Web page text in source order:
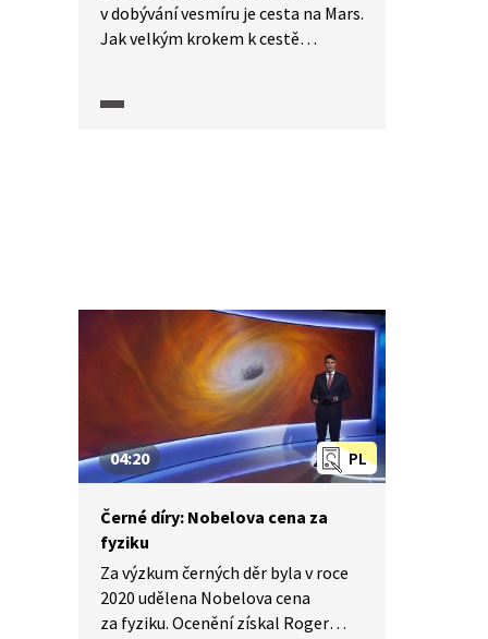
v dobývání vesmíru je cesta na Mars.
Jak velkým krokem k cestě
Perseverance navazuje
na Marsu? Jak velkou motivací
by to bylo k vyslání člověka
na Mars? A kdy by k tomu mohlo
dojít? Astronauta NASA Leroye
Chiao zpovídá redaktor ČT Daniel
Stach v pořadu Hyde Park Civilizace.
PL
04:20
Černé díry: Nobelova cena za
fyziku
Za výzkum černých děr byla v roce
2020 udělena Nobelova cena
za fyziku. Ocenění získal Roger